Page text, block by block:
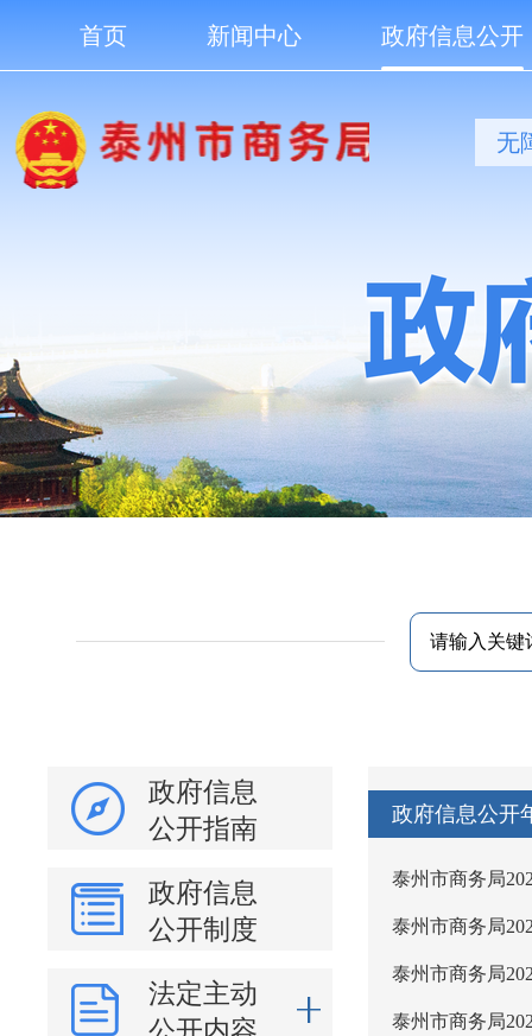
首页 新闻中心 政府信息公开
无
政府信息
公开指南
政府信息
公开制度
法定主动
政府信息公开
泰州市商务局
泰州市商务局
泰州市商务局
泰州市商务局